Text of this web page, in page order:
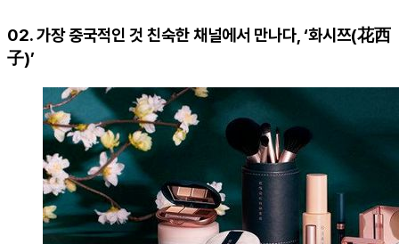
02. 가장 중국적인 것 친숙한 채널에서 만나다, ‘화시쯔(花西
子)’